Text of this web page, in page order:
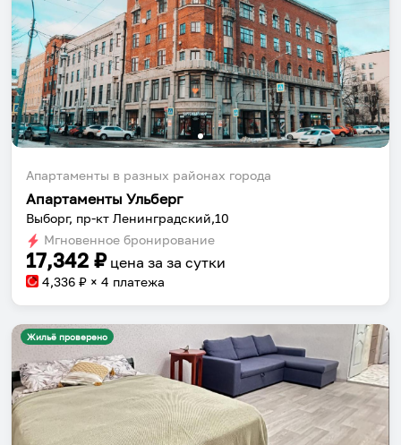
Апартаменты в разных районах города
Апартаменты Ульберг
Выборг, пр-кт Ленинградский,10
Мгновенное бронирование
17,342 ₽ цена за за сутки
4,336 ₽ × 4 платежа
Жильё проверено